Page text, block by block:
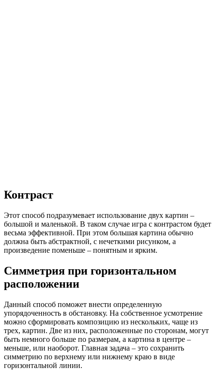
Контраст
Этот способ подразумевает использование двух картин –
большой и маленькой. В таком случае игра с контрастом будет
весьма эффективной. При этом большая картина обычно
должна быть абстрактной, с нечеткими рисунком, а
произведение поменьше – понятным и ярким.
Симметрия при горизонтальном
расположении
Данный способ поможет внести определенную
упорядоченность в обстановку. На собственное усмотрение
можно сформировать композицию из нескольких, чаще из
трех, картин. Две из них, расположенные по сторонам, могут
быть немного больше по размерам, а картина в центре –
меньше, или наоборот. Главная задача – это сохранить
симметрию по верхнему или нижнему краю в виде
горизонтальной линии.